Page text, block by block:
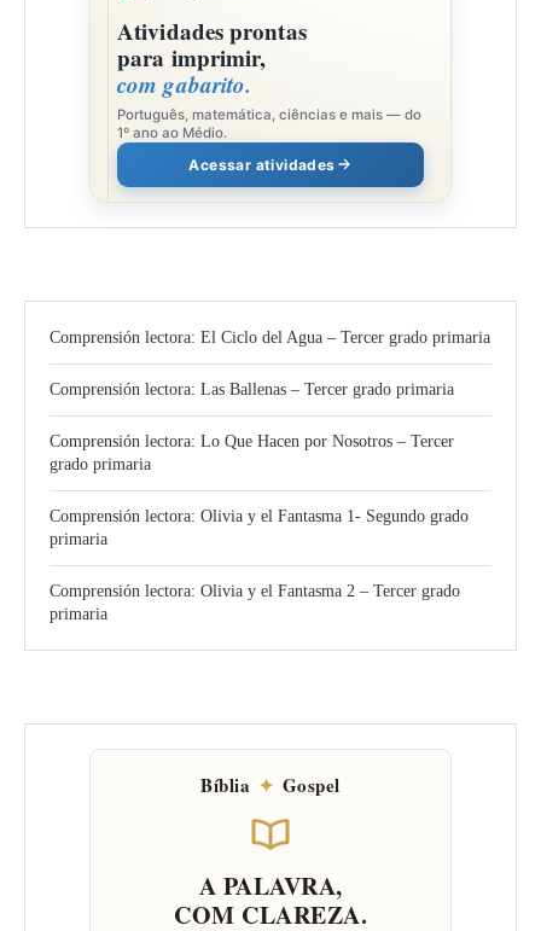
Atividades prontas
para imprimir,
com gabarito.
Português, matemática, ciências e mais — do
1º ano ao Médio.
Acessar atividades
Comprensión lectora: El Ciclo del Agua – Tercer grado primaria
Comprensión lectora: Las Ballenas – Tercer grado primaria
Comprensión lectora: Lo Que Hacen por Nosotros – Tercer
grado primaria
Comprensión lectora: Olivia y el Fantasma 1- Segundo grado
primaria
Comprensión lectora: Olivia y el Fantasma 2 – Tercer grado
primaria
Bíblia ✦ Gospel
A PALAVRA,
COM CLAREZA.